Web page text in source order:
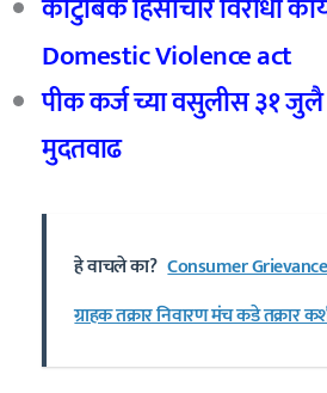
कौटुंबिक हिंसाचार विरोधी
Domestic Violence act
पीक कर्ज च्या वसुलीस ३१ जुलै
मुदतवाढ
हे वाचले का? Consumer
ग्राहक तक्रार निवारण मंच कडे तक्रार